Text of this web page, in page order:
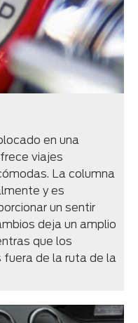
en una
viajes
La columna
y es
un sentir
deja un amplio
que los
de la ruta de la